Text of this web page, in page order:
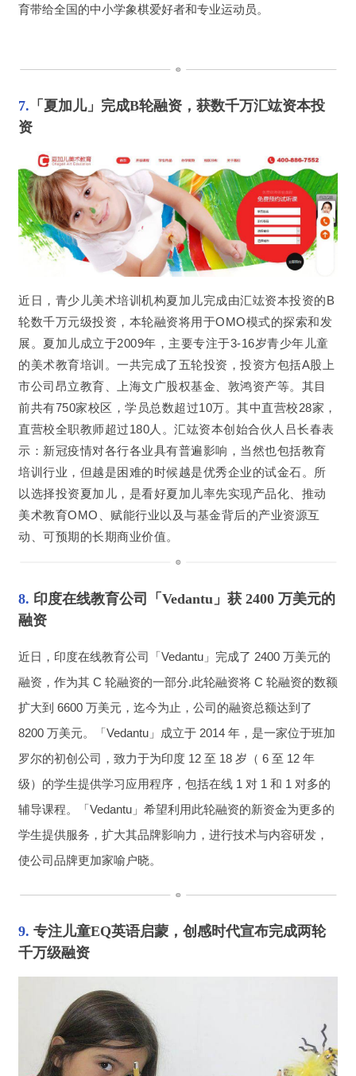
育带给全国的中小学象棋爱好者和专业运动员。
7. 「夏加儿」完成B轮融资，获数千万汇竑资本投
资
近日，青少儿美术培训机构夏加儿完成由汇竑资本投资的B
轮数千万元级投资，本轮融资将用于OMO模式的探索和发
展。夏加儿成立于2009年，主要专注于3-16岁青少年儿童
的美术教育培训。一共完成了五轮投资，投资方包括A股上
市公司昂立教育、上海文广股权基金、敦鸿资产等。其目
前共有750家校区，学员总数超过10万。其中直营校28家，
直营校全职教师超过180人。汇竑资本创始合伙人吕长春表
示：新冠疫情对各行各业具有普遍影响，当然也包括教育
培训行业，但越是困难的时候越是优秀企业的试金石。所
以选择投资夏加儿，是看好夏加儿率先实现产品化、推动
美术教育OMO、赋能行业以及与基金背后的产业资源互
动、可预期的长期商业价值。
8. 印度在线教育公司「Vedantu」获 2400 万美元的
融资
近日，印度在线教育公司「Vedantu 」完成了 2400 万美元的
融资，作为其 C 轮融资的一部分.此轮融资将 C 轮融资的数额
扩大到 6600 万美元，迄今为止，公司的融资总额达到了
8200 万美元。「Vedantu」成立于 2014 年，是一家位于班加
罗尔的初创公司，致力于为印度 12 至 18 岁（ 6 至 12 年
级）的学生提供学习应用程序，包括在线 1 对 1 和 1 对多的
辅导课程。「Vedantu」希望利用此轮融资的新资金为更多的
学生提供服务，扩大其品牌影响力，进行技术与内容研发，
使公司品牌更加家喻户晓。
9. 专注儿童EQ英语启蒙，创感时代宣布完成两轮
千万级融资